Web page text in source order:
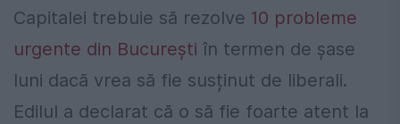
Capitalei trebuie să rezolve 10 probleme
urgente din București în termen de șase
luni dacă vrea să fie susținut de liberali.
Edilul a declarat că o să fie foarte atent la